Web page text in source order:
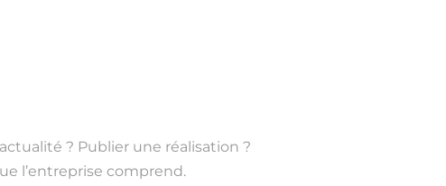
? Publier une réalisation ?
l’entreprise comprend.